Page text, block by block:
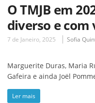
O TMJB em
diverso e
7 de Janeiro, 2025 Sofia
Marguerite Duras, Maria
Gafeira e ainda Joël
Ler mais